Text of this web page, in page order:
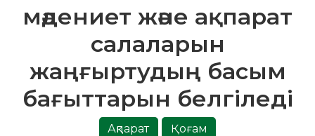
мәдениет және ақпарат
салаларын
жаңғыртудың басым
бағыттарын белгіледі
Ақпарат
Қоғам